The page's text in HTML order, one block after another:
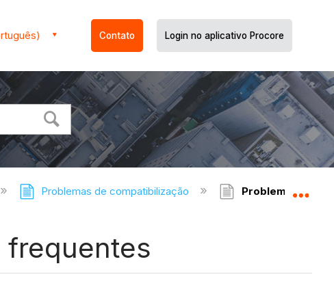
Contato Login no aplicativo Procore
Problemas de compatibilização Problemas de
frequentes